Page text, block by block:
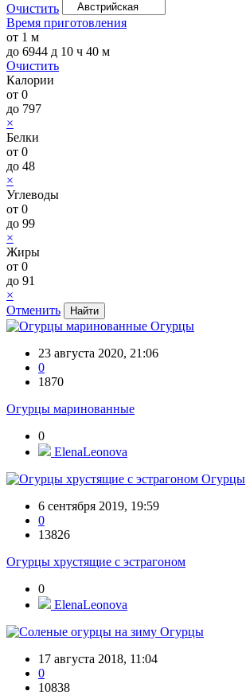
Очистить
Время приготовления
от 1 м
до 6944 д 10 ч 40 м
Очистить
Калории
от 0
до 797
×
Белки
от 0
до 48
×
Углеводы
от 0
до 99
×
Жиры
от 0
до 91
×
Отменить
Огурцы
23 августа 2020, 21:06
0
1870
Огурцы маринованные
0
ElenaLeonova
Огурцы
6 сентября 2019, 19:59
0
13826
Огурцы хрустящие с эстрагоном
0
ElenaLeonova
Огурцы
17 августа 2018, 11:04
0
10838